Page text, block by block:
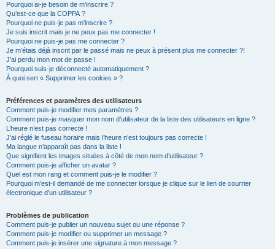
Pourquoi ai-je besoin de m’inscrire ?
Qu’est-ce que la COPPA ?
Pourquoi ne puis-je pas m’inscrire ?
Je suis inscrit mais je ne peux pas me connecter !
Pourquoi ne puis-je pas me connecter ?
Je m’étais déjà inscrit par le passé mais ne peux à présent plus me connecter ?!
J’ai perdu mon mot de passe !
Pourquoi suis-je déconnecté automatiquement ?
À quoi sert « Supprimer les cookies » ?
Préférences et paramètres des utilisateurs
Comment puis-je modifier mes paramètres ?
Comment puis-je masquer mon nom d’utilisateur de la liste des utilisateurs en ligne ?
L’heure n’est pas correcte !
J’ai réglé le fuseau horaire mais l’heure n’est toujours pas correcte !
Ma langue n’apparaît pas dans la liste !
Que signifient les images situées à côté de mon nom d’utilisateur ?
Comment puis-je afficher un avatar ?
Quel est mon rang et comment puis-je le modifier ?
Pourquoi m’est-il demandé de me connecter lorsque je clique sur le lien de courrier
électronique d’un utilisateur ?
Problèmes de publication
Comment puis-je publier un nouveau sujet ou une réponse ?
Comment puis-je modifier ou supprimer un message ?
Comment puis-je insérer une signature à mon message ?